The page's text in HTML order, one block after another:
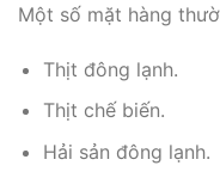
Một số mặt hàng
Thịt đông lạnh.
Thịt chế biến.
Hải sản đông lạnh.